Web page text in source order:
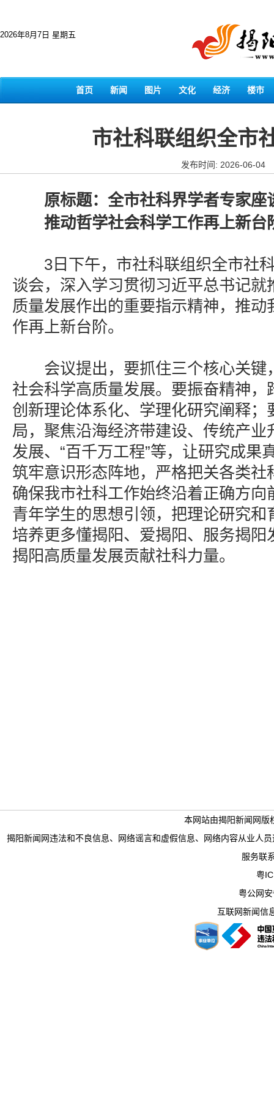
2026年8月7日 星期五
首页 新闻 图片 文化 经济 楼市
市社科联组织全市
发布时间: 2026-06-04
原标题：全市社科界学者专家座
推动哲学社会科学工作再上新台
3日下午，市社科联组织全市社科
谈会，深入学习贯彻习近平总书记就
质量发展作出的重要指示精神，推动
作再上新台阶。
会议提出，要抓住三个核心关键
社会科学高质量发展。要振奋精神，
创新理论体系化、学理化研究阐释；
局，聚焦沿海经济带建设、传统产业
发展、“百千万工程”等，让研究成果
筑牢意识形态阵地，严格把关各类社
确保我市社科工作始终沿着正确方向
青年学生的思想引领，把理论研究和
培养更多懂揭阳、爱揭阳、服务揭阳
揭阳高质量发展贡献社科力量。
本网站由揭阳新闻网版
揭阳新闻网违法和不良信息、网络谣言和虚假信息、网络内容从业人
服务联
粤
粤公网
互联网新闻信